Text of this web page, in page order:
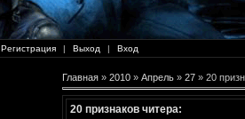
Регистрация | Выход | Вход
Главная » 2010 » Апрель » 27 » 20
20 признаков читера: